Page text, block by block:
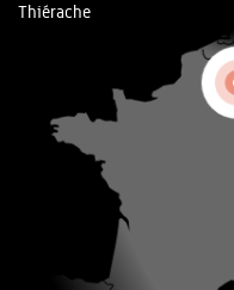
Thiérache